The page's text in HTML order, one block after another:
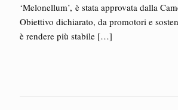
‘Melonellum’, è stata approvata dalla
Obiettivo dichiarato, da promotori e
è rendere più stabile […]